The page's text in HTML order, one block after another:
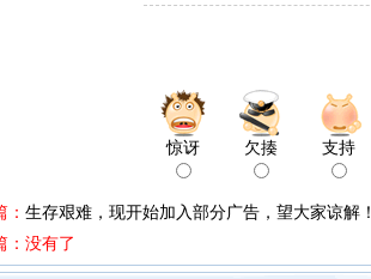
惊讶 欠揍 支持
： 生存艰难，现开始加入部分广告，望大家谅解！
：没有了